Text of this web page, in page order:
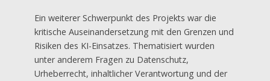
Ein weiterer Schwerpunkt des Projekts war die
kritische Auseinandersetzung mit den Grenzen und
Risiken des KI-Einsatzes. Thematisiert wurden
unter anderem Fragen zu Datenschutz,
Urheberrecht, inhaltlicher Verantwortung und der